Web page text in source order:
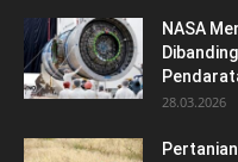
NASA
28.03.2026